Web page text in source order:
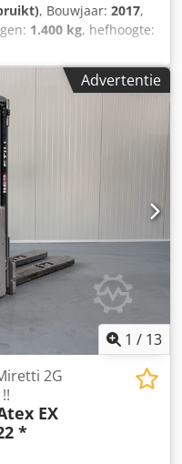
, Bouwjaar: 2017,
1.400 kg, hefhoogte:
+ model:STILL EXV
/ Zone 22 *
Mast:2F2350
mm
Year:2017
NEW * 24v / 240ah * Bj
Systeem /
Gasgroep = IIB Type
2 ) Tempklasse = T3
3D ( toegestaan in
T3 ) C - Db
Advertentie
1 / 13
2G
EX
*